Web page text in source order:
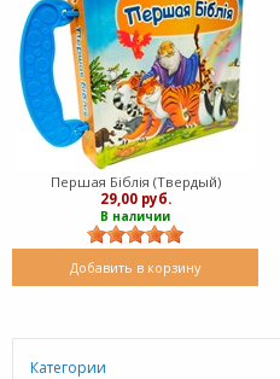
Першая Біблія (Твердый)
29,00 руб.
В наличии
Добавить в корзину
Категории